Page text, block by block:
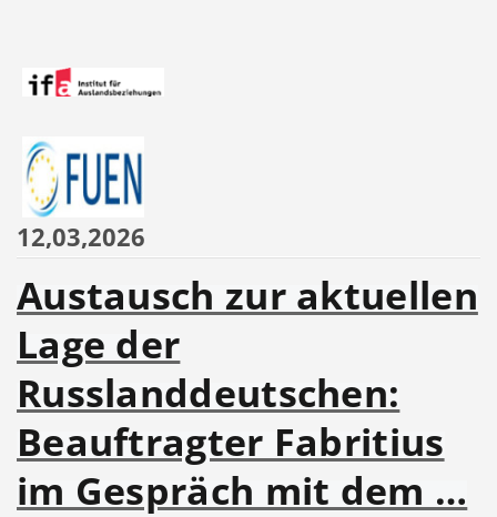
12,03,2026
Austausch zur aktuellen
Lage der
Russlanddeutschen:
Beauftragter Fabritius
im Gespräch mit dem …